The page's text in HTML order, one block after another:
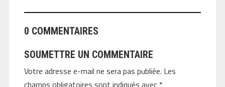
0 COMMENTAIRES
SOUMETTRE UN COMMENTAIRE
Votre adresse e-mail ne sera pas publiée. Les
champs obligatoires sont indiqués avec *